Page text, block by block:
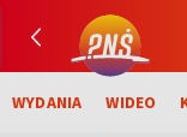
WYDANIA WIDEO